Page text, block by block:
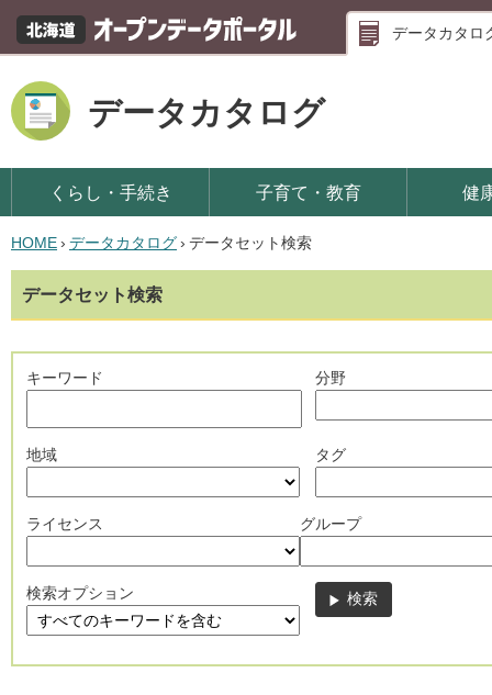
データカタロ
データカタログ
くらし・手続き 子育て・教育 健
HOME› データカタログ› データセット検索
データセット検索
キーワード 分野
地域 タグ
ライセンス グループ
検索オプション